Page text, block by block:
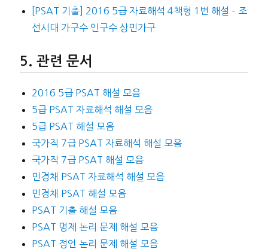
[PSAT 기출] 2016 5급 자료해석 4책형 1번 해설 – 조
선시대 가구수 인구수 상민가구
관련 문서
2016 5급 PSAT 해설 모음
5급 PSAT 자료해석 해설 모음
5급 PSAT 해설 모음
국가직 7급 PSAT 자료해석 해설 모음
국가직 7급 PSAT 해설 모음
민경채 PSAT 자료해석 해설 모음
민경채 PSAT 해설 모음
PSAT 기출 해설 모음
PSAT 명제 논리 문제 해설 모음
PSAT 정언 논리 문제 해설 모음